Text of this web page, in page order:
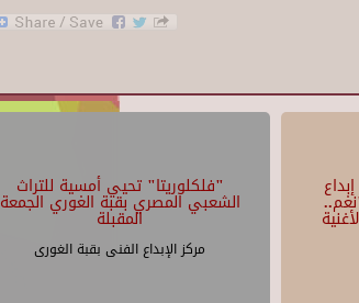
"فلكلوريتا" تحيي أمسية للتراث
الشعبي المصري بقبة الغوري الجمعة
المقبلة
مركز الإبداع الفنى بقبة الغورى